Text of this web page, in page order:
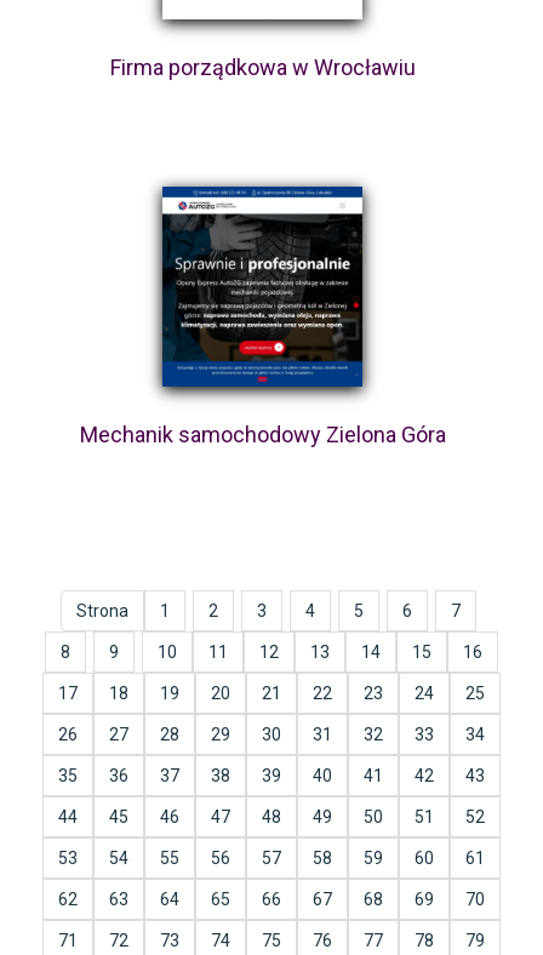
Firma porządkowa w Wrocławiu
Mechanik samochodowy Zielona Góra
Strona 1 2 3 4 5 6 7
8 9 10 11 12 13 14 15 16
17 18 19 20 21 22 23 24 25
26 27 28 29 30 31 32 33 34
35 36 37 38 39 40 41 42 43
44 45 46 47 48 49 50 51 52
53 54 55 56 57 58 59 60 61
62 63 64 65 66 67 68 69 70
71 72 73 74 75 76 77 78 79